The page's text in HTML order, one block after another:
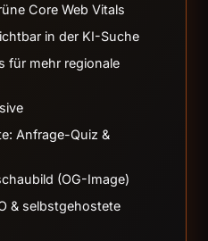
Core Web Vitals
in der KI-Suche
für mehr regionale
Anfrage-Quiz &
(OG-Image)
& selbstgehostete